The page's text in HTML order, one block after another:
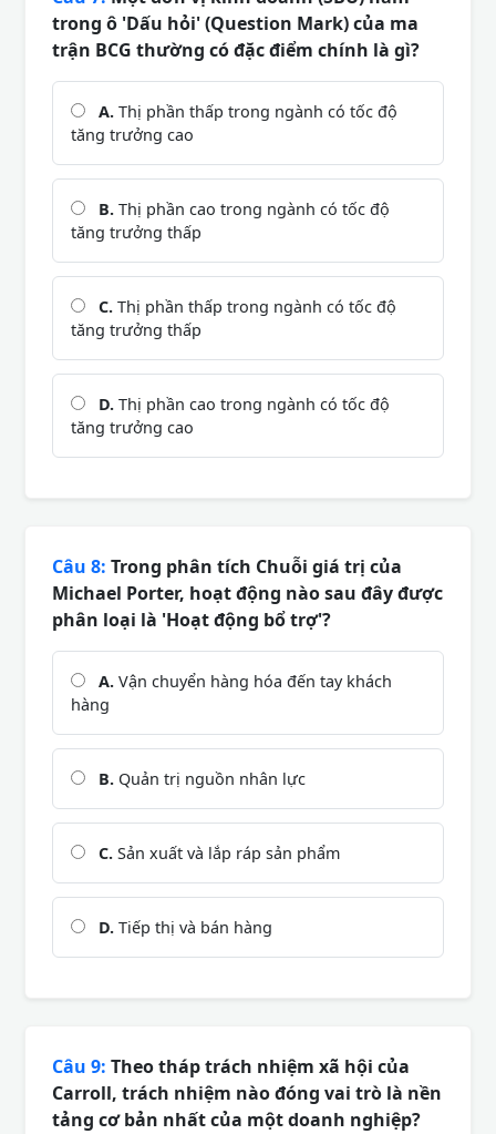
trong ô 'Dấu hỏi' (Question Mark) của ma
trận BCG thường có đặc điểm chính là gì?
A. Thị phần thấp trong ngành có tốc độ
tăng trưởng cao
B. Thị phần cao trong ngành có tốc độ
tăng trưởng thấp
C. Thị phần thấp trong ngành có tốc độ
tăng trưởng thấp
D. Thị phần cao trong ngành có tốc độ
tăng trưởng cao
Câu 8: Trong phân tích Chuỗi giá trị của
Michael Porter, hoạt động nào sau đây được
phân loại là 'Hoạt động bổ trợ'?
A. Vận chuyển hàng hóa đến tay khách
hàng
B. Quản trị nguồn nhân lực
C. Sản xuất và lắp ráp sản phẩm
D. Tiếp thị và bán hàng
Câu 9: Theo tháp trách nhiệm xã hội của
Carroll, trách nhiệm nào đóng vai trò là nền
tảng cơ bản nhất của một doanh nghiệp?